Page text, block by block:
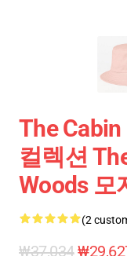
The
컬렉션
Woods 모
(2
₩37,034